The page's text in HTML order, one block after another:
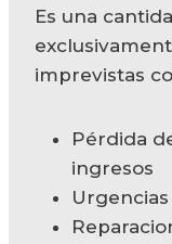
Es una
imprevistas
Pérdida
ingresos